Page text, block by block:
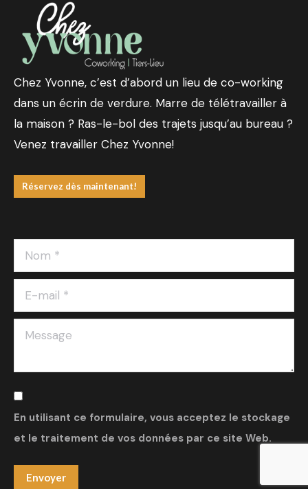
Chez Yvonne, c’est d’abord un lieu de co-working
dans un écrin de verdure. Marre de télétravailler à
la maison ? Ras-le-bol des trajets jusqu’au bureau ?
Venez travailler Chez Yvonne!
Réservez dès maintenant!
Nom *
E-mail *
Message
En utilisant ce formulaire, vous acceptez le stockage
et le traitement de vos données par ce site Web.
Envoyer